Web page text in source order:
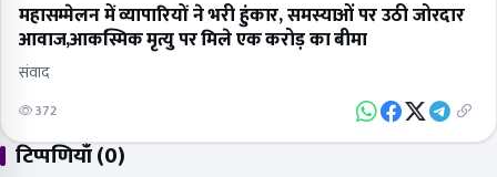
महासम्मेलन में व्यापारियों ने भरी हुंकार, समस्याओं पर उठी जोरदार
आवाज,आकस्मिक मृत्यु पर मिले एक करोड़ का बीमा
संवाद
372
टिप्पणियाँ (0)